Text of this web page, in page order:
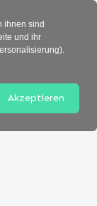
ihnen sind
und ihr
Akzeptieren